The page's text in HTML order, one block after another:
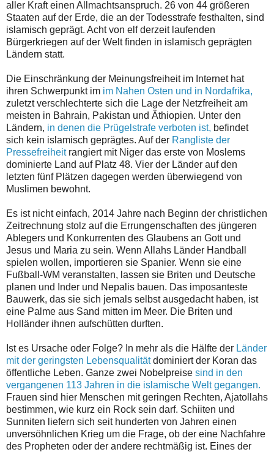
aller Kraft einen Allmachtsanspruch. 26 von 44 größeren
Staaten auf der Erde, die an der Todesstrafe festhalten, sind
islamisch geprägt. Acht von elf derzeit laufenden
Bürgerkriegen auf der Welt finden in islamisch geprägten
Ländern statt.
Die Einschränkung der Meinungsfreiheit im Internet hat
ihren Schwerpunkt im im Nahen Osten und in Nordafrika,
zuletzt verschlechterte sich die Lage der Netzfreiheit am
meisten in Bahrain, Pakistan und Äthiopien. Unter den
Ländern, in denen die Prügelstrafe verboten ist, befindet
sich kein islamisch geprägtes. Auf der Rangliste der
Pressefreiheit rangiert mit Niger das erste von Moslems
dominierte Land auf Platz 48. Vier der Länder auf den
letzten fünf Plätzen dagegen werden überwiegend von
Muslimen bewohnt.
Es ist nicht einfach, 2014 Jahre nach Beginn der christlichen
Zeitrechnung stolz auf die Errungenschaften des jüngeren
Ablegers und Konkurrenten des Glaubens an Gott und
Jesus und Maria zu sein. Wenn Allahs Länder Handball
spielen wollen, importieren sie Spanier. Wenn sie eine
Fußball-WM veranstalten, lassen sie Briten und Deutsche
planen und Inder und Nepalis bauen. Das imposanteste
Bauwerk, das sie sich jemals selbst ausgedacht haben, ist
eine Palme aus Sand mitten im Meer. Die Briten und
Holländer ihnen aufschütten durften.
Ist es Ursache oder Folge? In mehr als die Hälfte der Länder
mit der geringsten Lebensqualitätdominiert der Koran das
öffentliche Leben. Ganze zwei Nobelpreise sind in den
vergangenen 113 Jahren in die islamische Welt gegangen.
Frauen sind hier Menschen mit geringen Rechten, Ajatollahs
bestimmen, wie kurz ein Rock sein darf. Schiiten und
Sunniten liefern sich seit hunderten von Jahren einen
unversöhnlichen Krieg um die Frage, ob der eine Nachfahre
des Propheten oder der andere rechtmäßig ist. Eines der